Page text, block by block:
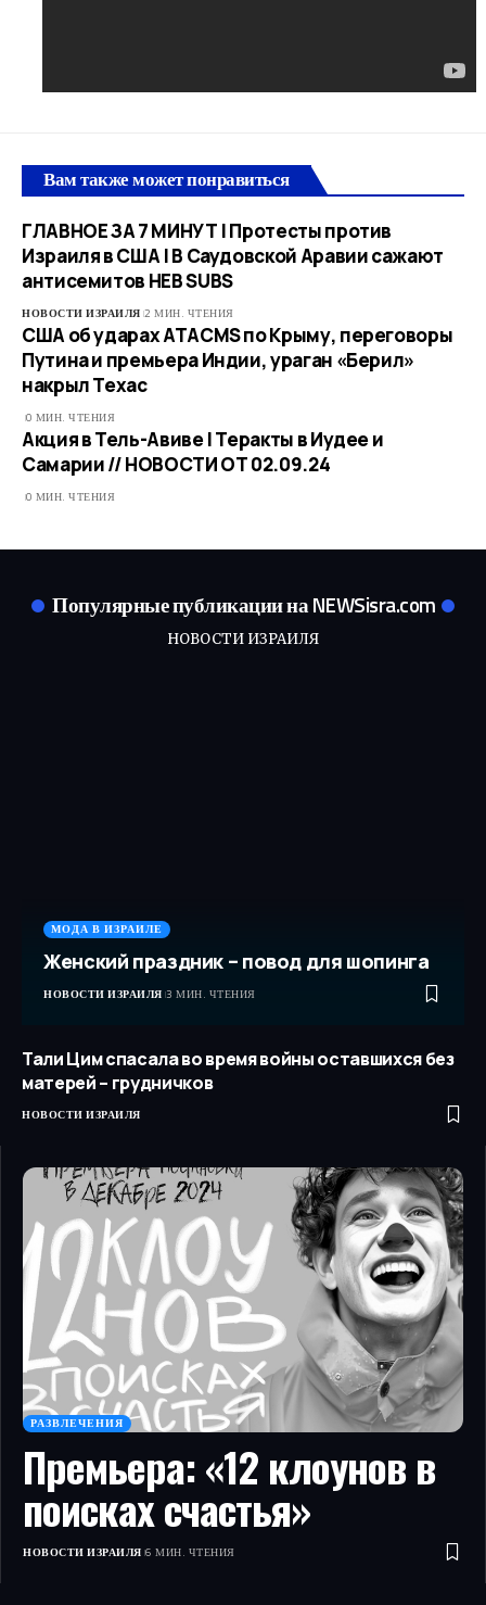
Вам также может понравиться
ГЛАВНОЕ ЗА 7 МИНУТ | Протесты против
Израиля в США | В Саудовской Аравии сажают
антисемитов HEB SUBS
НОВОСТИ ИЗРАИЛЯ 2 МИН. ЧТЕНИЯ
США об ударах ATACMS по Крыму, переговоры
Путина и премьера Индии, ураган «Берил»
накрыл Техас
0 МИН. ЧТЕНИЯ
Акция в Тель-Авиве | Теракты в Иудее и
Самарии // НОВОСТИ ОТ 02.09.24
0 МИН. ЧТЕНИЯ
Популярные публикации на NEWSisra.com
НОВОСТИ ИЗРАИЛЯ
МОДА В ИЗРАИЛЕ
Женский праздник – повод для шопинга
НОВОСТИ ИЗРАИЛЯ 3 МИН. ЧТЕНИЯ
Тали Цим спасала во время войны оставшихся без
матерей – грудничков
НОВОСТИ ИЗРАИЛЯ
РАЗВЛЕЧЕНИЯ
Премьера: «12 клоунов в
поисках счастья»
НОВОСТИ ИЗРАИЛЯ 6 МИН. ЧТЕНИЯ